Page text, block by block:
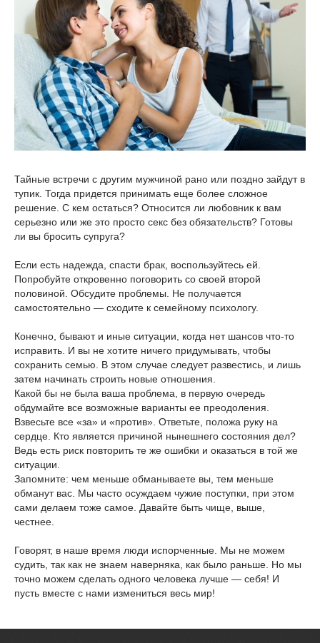
Тайные встречи с другим мужчиной рано или поздно зайдут в
тупик. Тогда придется принимать еще более сложное
решение. С кем остаться? Относится ли любовник к вам
серьезно или же это просто секс без обязательств? Готовы
ли вы бросить супруга?
Если есть надежда, спасти брак, воспользуйтесь ей.
Попробуйте откровенно поговорить со своей второй
половиной. Обсудите проблемы. Не получается
самостоятельно — сходите к семейному психологу.
Конечно, бывают и иные ситуации, когда нет шансов что-то
исправить. И вы не хотите ничего придумывать, чтобы
сохранить семью. В этом случае следует развестись, и лишь
затем начинать строить новые отношения.
Какой бы не была ваша проблема, в первую очередь
обдумайте все возможные варианты ее преодоления.
Взвесьте все «за» и «против». Ответьте, положа руку на
сердце. Кто является причиной нынешнего состояния дел?
Ведь есть риск повторить те же ошибки и оказаться в той же
ситуации.
Запомните: чем меньше обманываете вы, тем меньше
обманут вас. Мы часто осуждаем чужие поступки, при этом
сами делаем тоже самое. Давайте быть чище, выше,
честнее.
Говорят, в наше время люди испорченные. Мы не можем
судить, так как не знаем наверняка, как было раньше. Но мы
точно можем сделать одного человека лучше — себя! И
пусть вместе с нами измениться весь мир!